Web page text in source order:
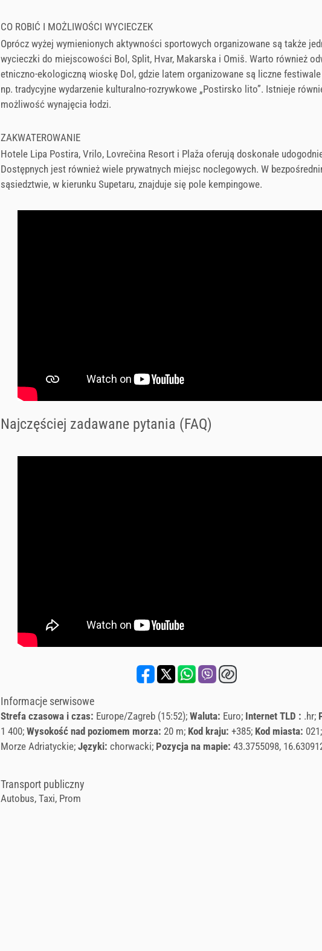
CO ROBIĆ I MOŻLIWOŚCI WYCIECZEK
Oprócz wyżej wymienionych aktywności sportowych organizowane są także
wycieczki do miejscowości Bol, Split, Hvar, Makarska i Omiš. Warto również
etniczno-ekologiczną wioskę Dol, gdzie latem organizowane są liczne festiwale
np. tradycyjne wydarzenie kulturalno-rozrywkowe „Postirsko lito”. Istnieje
możliwość wynajęcia łodzi.
ZAKWATEROWANIE
Hotele Lipa Postira, Vrilo, Lovrečina Resort i Plaža oferują doskonałe
Dostępnych jest również wiele prywatnych miejsc noclegowych. W
sąsiedztwie, w kierunku Supetaru, znajduje się pole kempingowe.
Najczęściej zadawane pytania (FAQ)
Informacje serwisowe
Strefa czasowa i czas: Europe/Zagreb (15:52) Waluta: Euro Internet TLD : .hr
1 400 Wysokość nad poziomem morza: 20 m Kod kraju: +385 Kod miasta: 021
Morze Adriatyckie Języki: chorwacki Pozycja na mapie: 43.3755098,
Transport publiczny
Autobus, Taxi, Prom